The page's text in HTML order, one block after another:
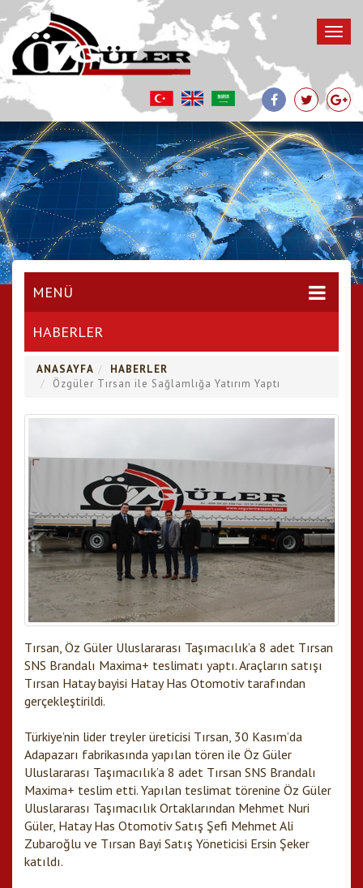
MENÜ
HABERLER
ANASAYFA
HABERLER
Özgüler Tırsan ile Sağlamlığa Yatırım Yaptı
Tırsan, Öz Güler Uluslararası Taşımacılık’a 8 adet Tırsan
SNS Brandalı Maxima+ teslimatı yaptı. Araçların satışı
Tırsan Hatay bayisi Hatay Has Otomotiv tarafından
gerçekleştirildi.
Türkiye’nin lider treyler üreticisi Tırsan, 30 Kasım’da
Adapazarı fabrikasında yapılan tören ile Öz Güler
Uluslararası Taşımacılık’a 8 adet Tırsan SNS Brandalı
Maxima+ teslim etti. Yapılan teslimat törenine Öz Güler
Uluslararası Taşımacılık Ortaklarından Mehmet Nuri
Güler, Hatay Has Otomotiv Satış Şefi Mehmet Ali
Zubaroğlu ve Tırsan Bayi Satış Yöneticisi Ersin Şeker
katıldı.